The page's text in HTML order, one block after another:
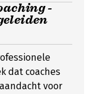
-
dat coaches
voor